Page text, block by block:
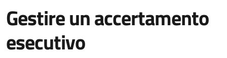
Gestire un accertamento
esecutivo